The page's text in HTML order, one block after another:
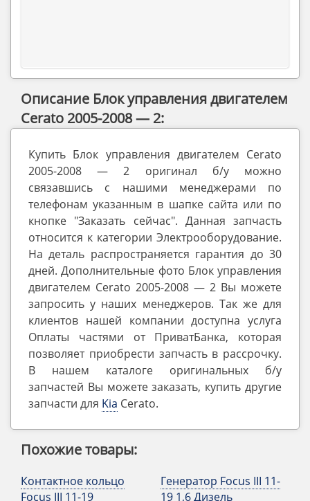
Описание Блок управления двигателем
Cerato 2005-2008 — 2:
Купить Блок управления двигателем Cerato
2005-2008 — 2 оригинал б/у можно
связавшись с нашими менеджерами по
телефонам указанным в шапке сайта или по
кнопке "Заказать сейчас". Данная запчасть
относится к категории Электрооборудование.
На деталь распространяется гарантия до 30
дней. Дополнительные фото Блок управления
двигателем Cerato 2005-2008 — 2 Вы можете
запросить у наших менеджеров. Так же для
клиентов нашей компании доступна услуга
Оплаты частями от ПриватБанка, которая
позволяет приобрести запчасть в рассрочку.
В нашем каталоге оригинальных б/у
запчастей Вы можете заказать, купить другие
запчасти для Kia Cerato.
Похожие товары:
Контактное кольцо
Focus III 11-19
Генератор Focus III 11-
19 1,6 Дизель